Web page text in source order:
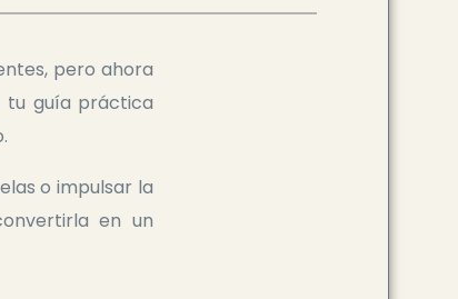
pero ahora
tu guía práctica
o impulsar la
en un